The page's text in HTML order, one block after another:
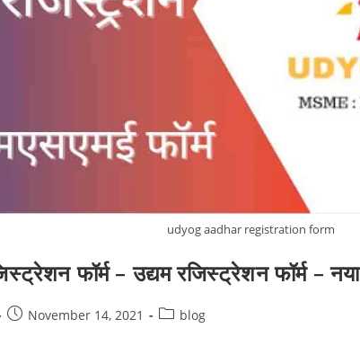
udyog aadhar registration form
फॉर्म – उद्यम रजिस्ट्रेशन फॉर्म –
PostNovember 14, 2021
Postblog